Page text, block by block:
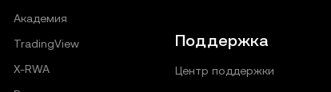
Академия
TradingView
X-RWA
Поддержка
Центр поддержки